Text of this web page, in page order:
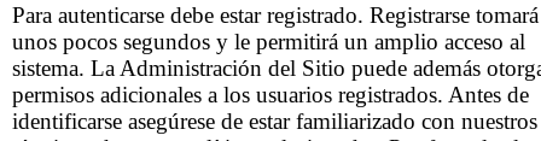
Para autenticarse debe estar registrado. Registrarse
unos pocos segundos y le permitirá un amplio acceso al
sistema. La Administración del Sitio puede además
permisos adicionales a los usuarios registrados. Antes de
identificarse asegúrese de estar familiarizado con nuestros